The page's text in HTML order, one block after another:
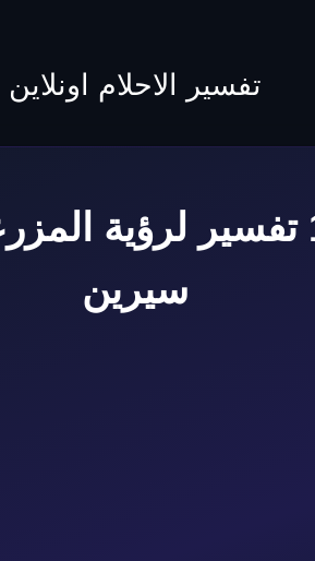
تفسير الاحلام اونلاين
اعرف أهم 100 تفسير
سيرين